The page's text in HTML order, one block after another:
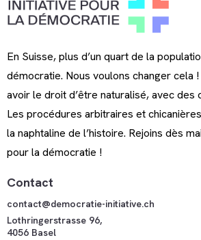
En Suisse, plus d’un quart de la
démocratie. Nous voulons changer cela
avoir le droit d’être naturalisé, avec
Les procédures arbitraires et
la naphtaline de l’histoire. Rejoins dès
pour la démocratie !
Contact
contact@democratie-initiative.ch
Lothringerstrasse 96,
4056 Basel